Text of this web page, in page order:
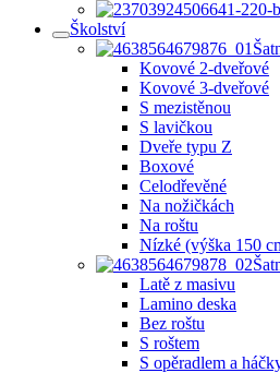
Školství
Kovové 2-dveřové
Kovové 3-dveřové
S mezistěnou
S lavičkou
Dveře typu Z
Boxové
Celodřevěné
Na nožičkách
Na roštu
Nízké (výška 150
Latě z masivu
Lamino deska
Bez roštu
S roštem
S opěradlem a